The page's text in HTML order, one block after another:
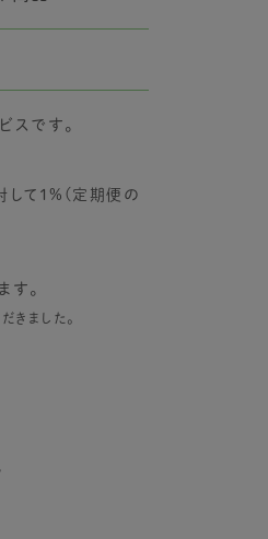
スです。
して1%(定期便の
す。
ました。